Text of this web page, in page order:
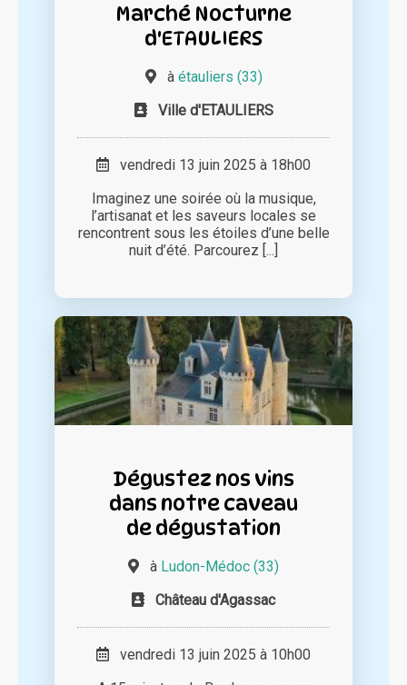
Marché Nocturne
d'ETAULIERS
à étauliers (33)
Ville d'ETAULIERS
vendredi 13 juin 2025 à 18h00
Imaginez une soirée où la musique,
l’artisanat et les saveurs locales se
rencontrent sous les étoiles d’une belle
nuit d’été. Parcourez [...]
Dégustez nos vins
dans notre caveau
de dégustation
à Ludon-Médoc (33)
Château d'Agassac
vendredi 13 juin 2025 à 10h00